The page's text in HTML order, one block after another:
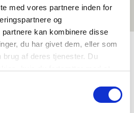
med vores partnere inden for
og
kan kombinere disse
du har givet dem, eller som
af deres tjenester. Du
(vennskapsklasse)
i Norden